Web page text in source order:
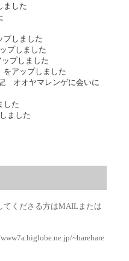
ました
しました
プしました
プしました
アップしました
オオヤマレンゲに会いに
した
ました
くださる方はMAILまたは
~harehare